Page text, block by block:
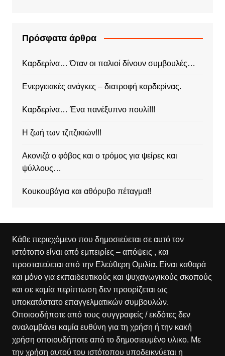
Πρόσφατα άρθρα
Καρδερίνα… Όταν οι παλιοί δίνουν συμβουλές…
Ενεργειακές ανάγκες – διατροφή καρδερίνας.
Καρδερίνα… Ένα πανέξυπνο πουλί!!!
Η ζωή των τζιτζικιών!!!
Ακονιζά ο φόβος και ο τρόμος για ψείρες και
ψύλλους…
Κουκουβάγια και αθόρυβο πέταγμα!!
Κάθε περιεχόμενο που δημοσιεύεται σε αυτό τον
ιστότοπο είναι από εμπειρίες – απόψεις , και
προστατεύεται από την Ελεύθερη Ομιλία. Είναι καθαρά
και μόνο για εκπαιδευτικούς και ψυχαγωγικούς σκοπούς
και σε καμία περίπτωση δεν προορίζεται ως
υποκατάστατο επαγγελματικών συμβουλών.
Οποιοσδήποτε από τους συγγραφείς / εκδότες δεν
αναλαμβάνει καμία ευθύνη για τη χρήση ή την κακή
χρήση οποιουδήποτε από το δημοσιευμένο υλικο. Με
την χρήση αυτού του ιστότοπου υποδεικνύεται η